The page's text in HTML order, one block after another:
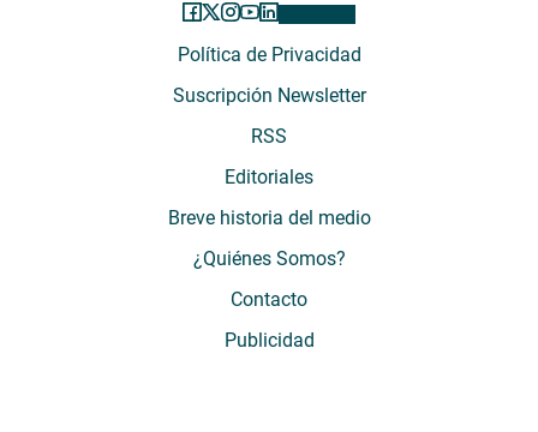
Política de Privacidad
Suscripción Newsletter
RSS
Editoriales
Breve historia del medio
¿Quiénes Somos?
Contacto
Publicidad